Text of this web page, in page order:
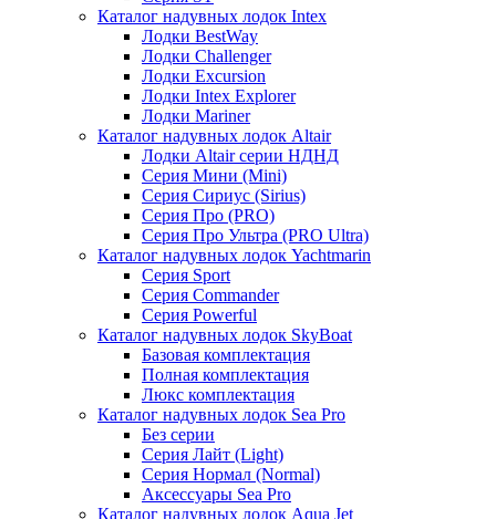
Каталог надувных лодок Intex
Лодки BestWay
Лодки Challenger
Лодки Excursion
Лодки Intex Explorer
Лодки Mariner
Каталог надувных лодок Altair
Лодки Altair серии НДНД
Серия Мини (Mini)
Серия Сириус (Sirius)
Серия Про (PRO)
Серия Про Ультра (PRO Ultra)
Каталог надувных лодок Yachtmarin
Серия Sport
Серия Commander
Серия Powerful
Каталог надувных лодок SkyBoat
Базовая комплектация
Полная комплектация
Люкс комплектация
Каталог надувных лодок Sea Pro
Без серии
Серия Лайт (Light)
Серия Нормал (Normal)
Аксессуары Sea Pro
Каталог надувных лодок Aqua Jet